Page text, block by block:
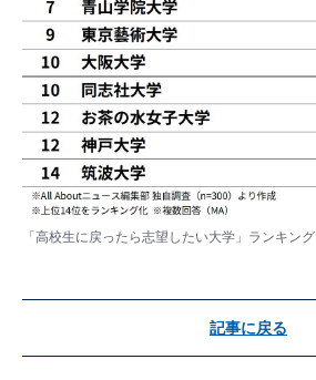
「高校生に戻ったら志望したい大学」ランキング
記事に戻る